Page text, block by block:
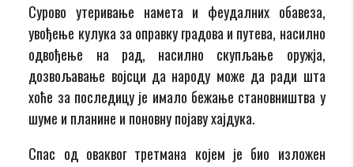
Сурово утеривање намета и феудалних обавеза,
увођење кулука за оправку градова и путева, насилно
одвођење на рад, насилно скупљање оружја,
дозвољавање војсци да народу може да ради шта
хоће за последицу је имало бежање становништва у
шуме и планине и поновну појаву хајдука.
Спас од оваквог третмана којем је био изложен